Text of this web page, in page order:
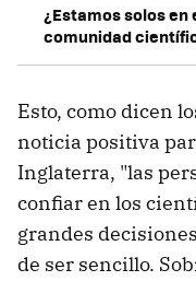
¿Estamos solos en
comunidad
Esto, como dicen
noticia positiva
Inglaterra, "las
confiar en los
grandes
de ser sencillo.